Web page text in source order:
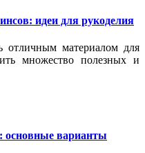
идеи для рукоделия
отличным материалом для
множество полезных и
основные варианты